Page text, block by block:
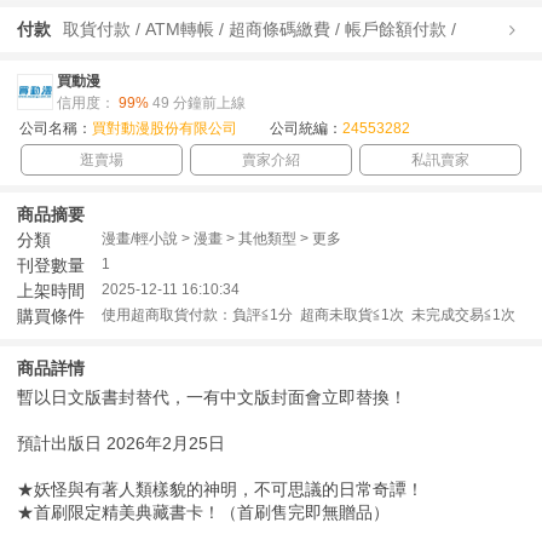
付款 取貨付款 / ATM轉帳 / 超商條碼繳費 / 帳戶餘額付款 /
買動漫
信用度： 99% 49 分鐘前上線
公司名稱： 買對動漫股份有限公司 公司統編： 24553282
逛賣場
賣家介紹 私訊賣家
商品摘要
分類
漫畫/輕小說 > 漫畫 > 其他類型 > 更多
刊登數量 1
上架時間 2025-12-11 16:10:34
購買條件 使用超商取貨付款：負評≦1分 超商未取貨≦1次 未完成交易≦1次
商品詳情
暫以日文版書封替代，一有中文版封面會立即替換！
預計出版日 2026年2月25日
★妖怪與有著人類樣貌的神明，不可思議的日常奇譚！
★首刷限定精美典藏書卡！（首刷售完即無贈品）